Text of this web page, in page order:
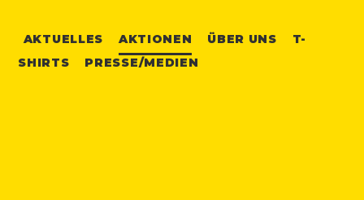
AKTUELLES AKTIONEN ÜBER UNS
T-
SHIRTS
PRESSE/MEDIEN